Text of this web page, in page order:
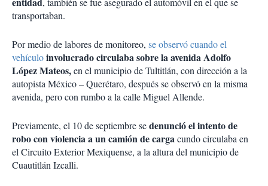
transportaban.
Por medio de labores de monitoreo, se observó cuando el
vehículoinvolucrado circulaba sobre la avenida Adolfo
López Mateos,en el municipio de Tultitlán, con dirección a la
autopista México – Querétaro, después se observó en la misma
avenida, pero con rumbo a la calle Miguel Allende.
Previamente, el 10 de septiembre sedenunció el intento de
robo con violencia a un camión de cargacundo circulaba en
el Circuito Exterior Mexiquense, a la altura del municipio de
Cuautitlán Izcalli.